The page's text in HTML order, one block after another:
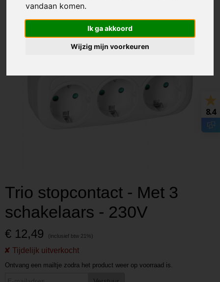
vandaan komen.
Ik ga akkoord
Wijzig mijn voorkeuren
Trio stopcontact - Met 3
schakelaars - 230V
€ 12,49
Ontvang een mailtje zodra het product weer op voorraad is.
8.4